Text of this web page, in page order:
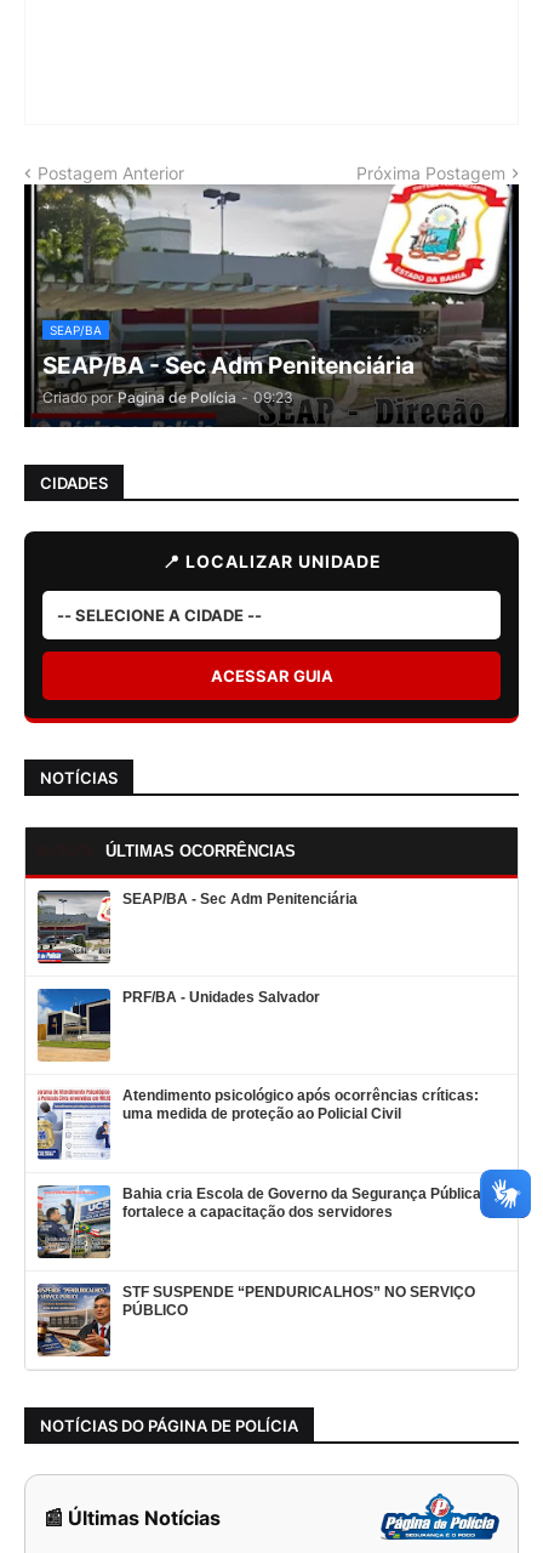
Postagem Anterior Próxima Postagem
SEAP/BA
SEAP/BA - Sec Adm Penitenciária
Criado por Pagina de Polícia - 09:23
CIDADES
📍 LOCALIZAR UNIDADE
ACESSAR GUIA
NOTÍCIAS
ÚLTIMAS OCORRÊNCIAS
SEAP/BA - Sec Adm Penitenciária
PRF/BA - Unidades Salvador
Atendimento psicológico após ocorrências críticas:
uma medida de proteção ao Policial Civil
Bahia cria Escola de Governo da Segurança Pública e
fortalece a capacitação dos servidores
STF SUSPENDE “PENDURICALHOS” NO SERVIÇO
PÚBLICO
NOTÍCIAS DO PÁGINA DE POLÍCIA
📰 Últimas Notícias